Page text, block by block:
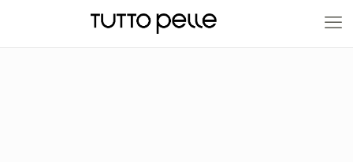
20% EN PRODUCTOS A FABRICACIÓN